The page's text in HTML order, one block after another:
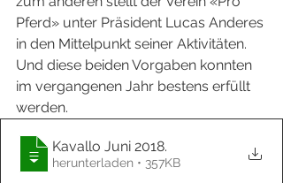
Pferd» unter Präsident Lucas Anderes
in den Mittelpunkt seiner Aktivitäten.
Und diese beiden Vorgaben konnten
im vergangenen Jahr bestens erfüllt
werden.
Kavallo Juni 2018.
herunterladen • 357KB